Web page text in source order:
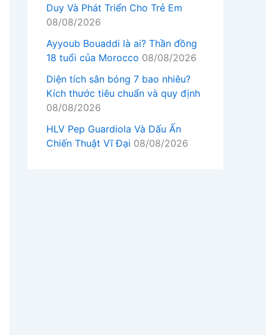
Duy Và Phát Triển Cho Trẻ Em
08/08/2026
Ayyoub Bouaddi là ai? Thần đồng
18 tuổi của Morocco 08/08/2026
Diện tích sân bóng 7 bao nhiêu?
Kích thước tiêu chuẩn và quy định
08/08/2026
HLV Pep Guardiola Và Dấu Ấn
Chiến Thuật Vĩ Đại 08/08/2026